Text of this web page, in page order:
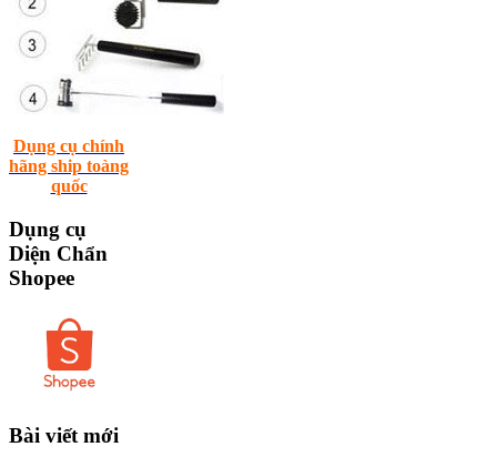
Dụng cụ chính
hãng ship toàng
quốc
Dụng cụ
Diện Chẩn
Shopee
Bài viết mới